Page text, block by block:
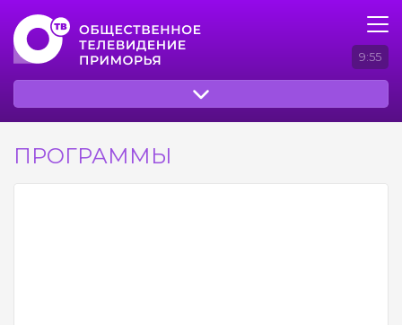
9:55
ПРОГРАММЫ